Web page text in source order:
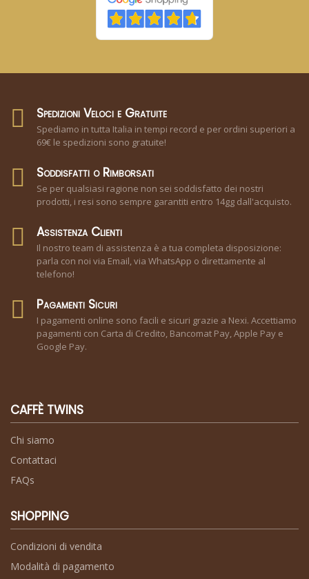
Spedizioni Veloci e Gratuite
Spediamo in tutta Italia in tempi record e per ordini superiori a
69€ le spedizioni sono gratuite!
Soddisfatti o Rimborsati
Se per qualsiasi ragione non sei soddisfatto dei nostri
prodotti, i resi sono sempre garantiti entro 14gg dall'acquisto.
Assistenza Clienti
Il nostro team di assistenza è a tua completa disposizione:
parla con noi via Email, via WhatsApp o direttamente al
telefono!
Pagamenti Sicuri
I pagamenti online sono facili e sicuri grazie a Nexi. Accettiamo
pagamenti con Carta di Credito, Bancomat Pay, Apple Pay e
Google Pay.
CAFFÈ TWINS
Chi siamo
Contattaci
FAQs
SHOPPING
Condizioni di vendita
Modalità di pagamento